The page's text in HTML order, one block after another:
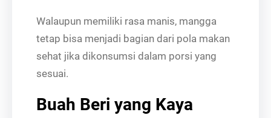
Walaupun memiliki rasa manis, mangga
tetap bisa menjadi bagian dari pola makan
sehat jika dikonsumsi dalam porsi yang
sesuai.
Buah Beri yang Kaya